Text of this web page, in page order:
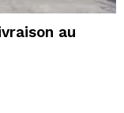
au